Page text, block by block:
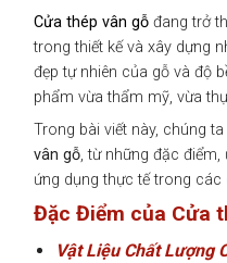
Cửa thép vân gỗ đang trở
trong thiết kế và xây dựng
đẹp tự nhiên của gỗ và độ
phẩm vừa thẩm mỹ, vừa
Trong bài viết này, chúng
vân gỗ, từ những đặc
ứng dụng thực tế trong các
Đặc Điểm của Cửa
Vật Liệu Chất Lượng